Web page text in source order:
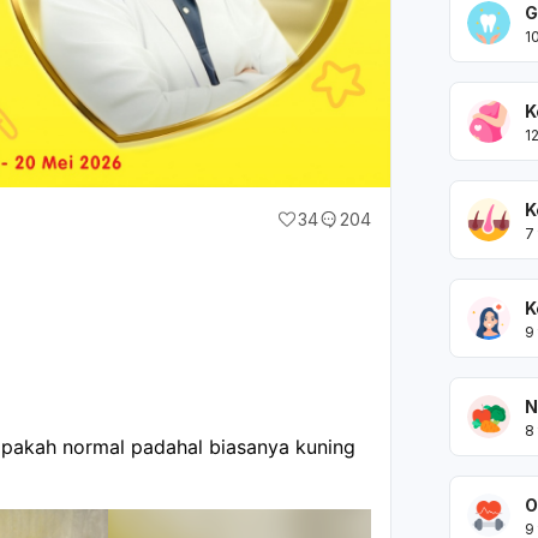
34 204
normal padahal biasanya kuning
7
9
8
9